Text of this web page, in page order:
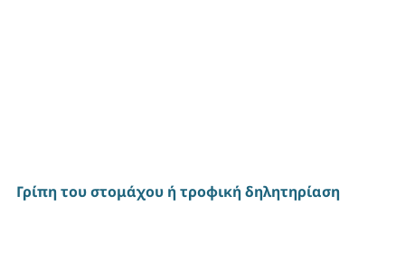
Γρίπη του στομάχου ή τροφική δηλητηρίαση